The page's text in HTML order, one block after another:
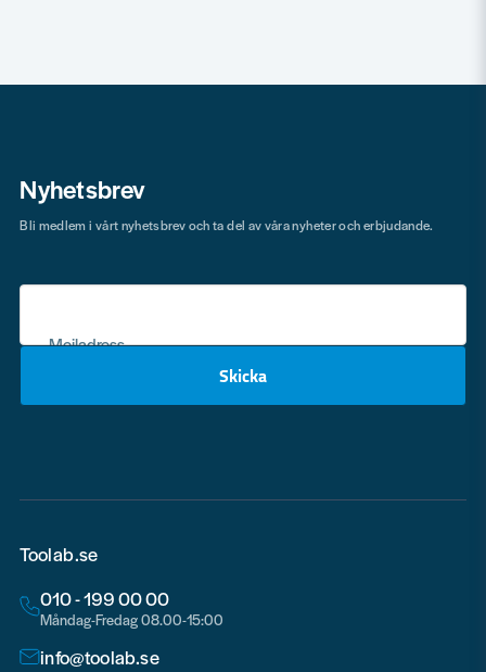
Nyhetsbrev
Mejladress
Skicka
Bli medlem i vårt nyhetsbrev och ta del av våra nyheter och erbjudande.
Toolab.se
010 - 199 00 00
Måndag-Fredag 08.00-15:00
info@toolab.se